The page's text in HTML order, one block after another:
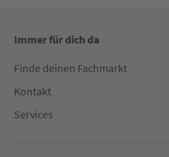
Immer für dich da
Finde deinen Fachmarkt
Kontakt
Services